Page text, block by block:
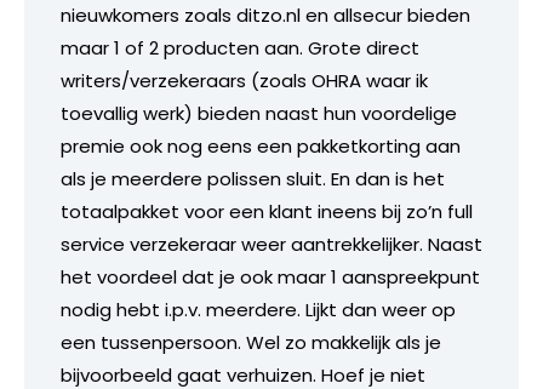
nieuwkomers zoals ditzo.nl en allsecur bieden
maar 1 of 2 producten aan. Grote direct
writers/verzekeraars (zoals OHRA waar ik
toevallig werk) bieden naast hun voordelige
premie ook nog eens een pakketkorting aan
als je meerdere polissen sluit. En dan is het
totaalpakket voor een klant ineens bij zo’n full
service verzekeraar weer aantrekkelijker. Naast
het voordeel dat je ook maar 1 aanspreekpunt
nodig hebt i.p.v. meerdere. Lijkt dan weer op
een tussenpersoon. Wel zo makkelijk als je
bijvoorbeeld gaat verhuizen. Hoef je niet